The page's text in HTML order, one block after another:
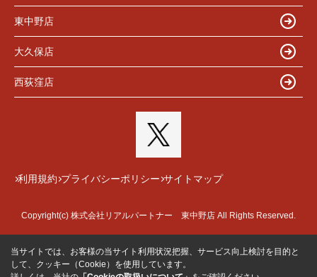
東中野店
大久保店
西荻窪店
利用規約 プライバシーポリシー サイトマップ
Copyright(c) 株式会社リアルパートナー 東中野店 All Rights Reserved.
当サイトでは、お客様の当サイト利用状況把握、サービス向上検討を目的と
して、クッキー（Cookie）を使用しています。